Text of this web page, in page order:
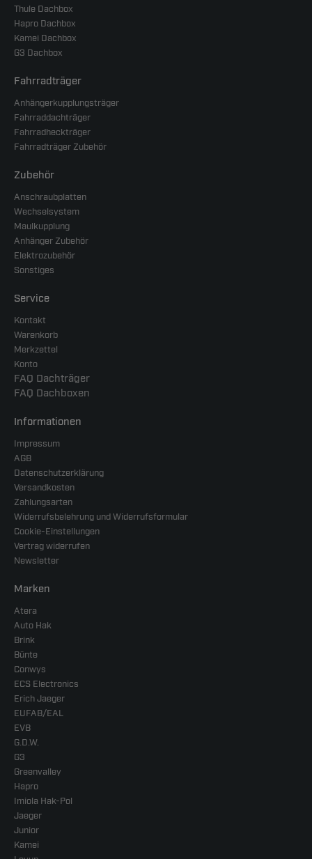
Thule Dachbox
Hapro Dachbox
Kamei Dachbox
G3 Dachbox
Fahrradträger
Anhängerkupplungsträger
Fahrraddachträger
Fahrradheckträger
Fahrradträger Zubehör
Zubehör
Anschraubplatten
Wechselsystem
Maulkupplung
Anhänger Zubehör
Elektrozubehör
Sonstiges
Service
Kontakt
Warenkorb
Merkzettel
Konto
FAQ Dachträger
FAQ Dachboxen
Informationen
Impressum
AGB
Datenschutzerklärung
Versandkosten
Zahlungsarten
Widerrufsbelehrung und Widerrufsformular
Cookie-Einstellungen
Vertrag widerrufen
Newsletter
Marken
Atera
Auto Hak
Brink
Bünte
Conwys
ECS Electronics
Erich Jaeger
EUFAB/EAL
EVB
G.D.W.
G3
Greenvalley
Hapro
Imiola Hak-Pol
Jaeger
Junior
Kamei